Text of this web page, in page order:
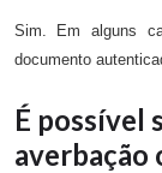
Sim. Em alguns
documento
É possível